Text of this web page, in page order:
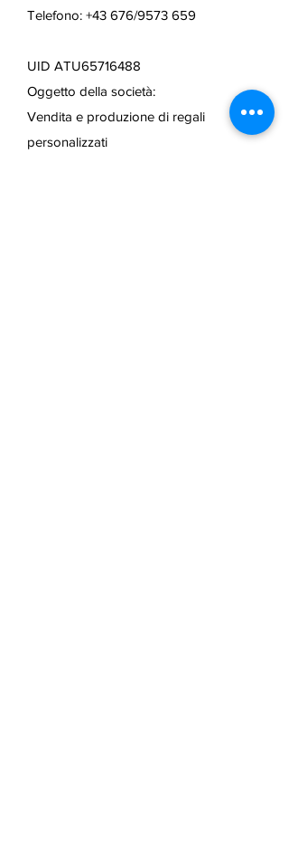
Telefono: +43 676/9573 659
UID ATU65716488
Oggetto della società:
Vendita e produzione di regali
personalizzati